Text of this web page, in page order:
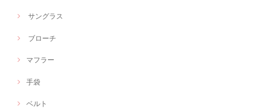
サングラス
ブローチ
マフラー
手袋
ベルト